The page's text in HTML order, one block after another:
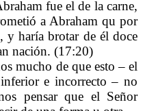
fue el de la carne,
a Abraham qu por
y haría brotar de él doce
nación. (17:20)
mucho de que esto – el
e incorrecto – no
pensar que el Señor